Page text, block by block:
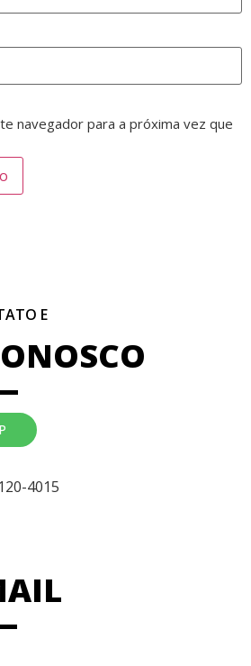
navegador para a próxima vez que
E
4015